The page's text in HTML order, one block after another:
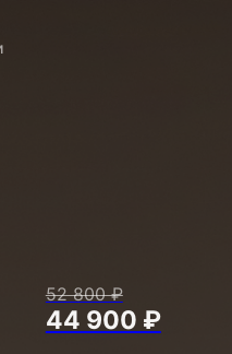
52 800 ₽
44 900 ₽